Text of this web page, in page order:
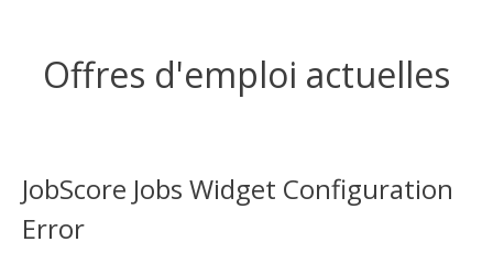
Offres d'emploi actuelles
JobScore Jobs Widget Configuration
Error